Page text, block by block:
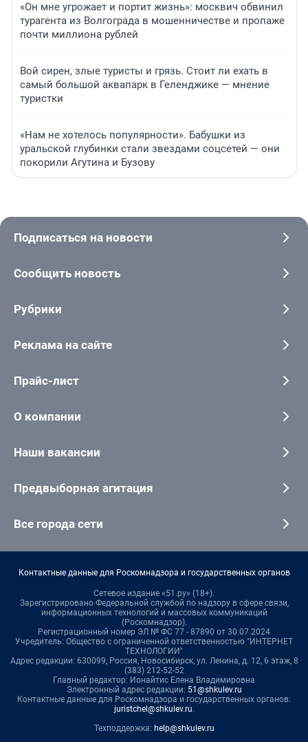
«Он мне угрожает и портит жизнь»: москвич обвинил
турагента из Волгограда в мошенничестве и пропаже
почти миллиона рублей
Вой сирен, злые туристы и грязь. Стоит ли ехать в
самый большой аквапарк в Геленджике — мнение
туристки
«Нам не хотелось популярности». Бабушки из
уральской глубинки стали звездами соцсетей — они
покорили Агутина и Бузову
Подписаться на новости
Сообщить новость
Рубрики
Реклама на сайте
Прайс-лист
О компании
Наши вакансии
Предвыборная агитация
Все города сети
Контактные данные для Роскомнадзора и государственных органов
Сетевое издание «51.ру» (18+).
Зарегистрировано Федеральной службой по надзору в сфере связи,
информационных технологий и массовых коммуникаций
(Роскомнадзор).
Регистрационный номер ЭЛ № ФС 77 - 87890 от 30.07.2024
Учредитель: Общество с ограниченной ответственностью "ИНТЕРНЕТ
ТЕХНОЛОГИИ"
Адрес редакции: 630099, Россия, Новосибирск, ул. Ленина, д. 12, 6 этаж, 8
(383) 212-52-52
Главный редактор: Ионайтис Елена Владимировна
Электронный адрес редакции: 51@shkulev.ru
Контактные данные для Роскомнадзора и государственных органов:
juristchel@shkulev.ru.
Техподдержка: help@shkulev.ru